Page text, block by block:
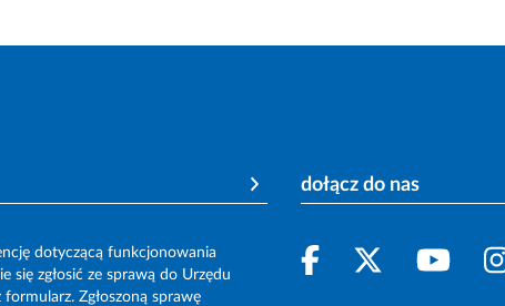
dotyczącą funkcjonowania
się zgłosić ze sprawą do Urzędu
formularz. Zgłoszoną sprawę
dołącz do nas